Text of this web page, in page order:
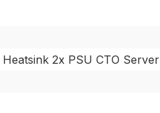
2x PSU CTO Server